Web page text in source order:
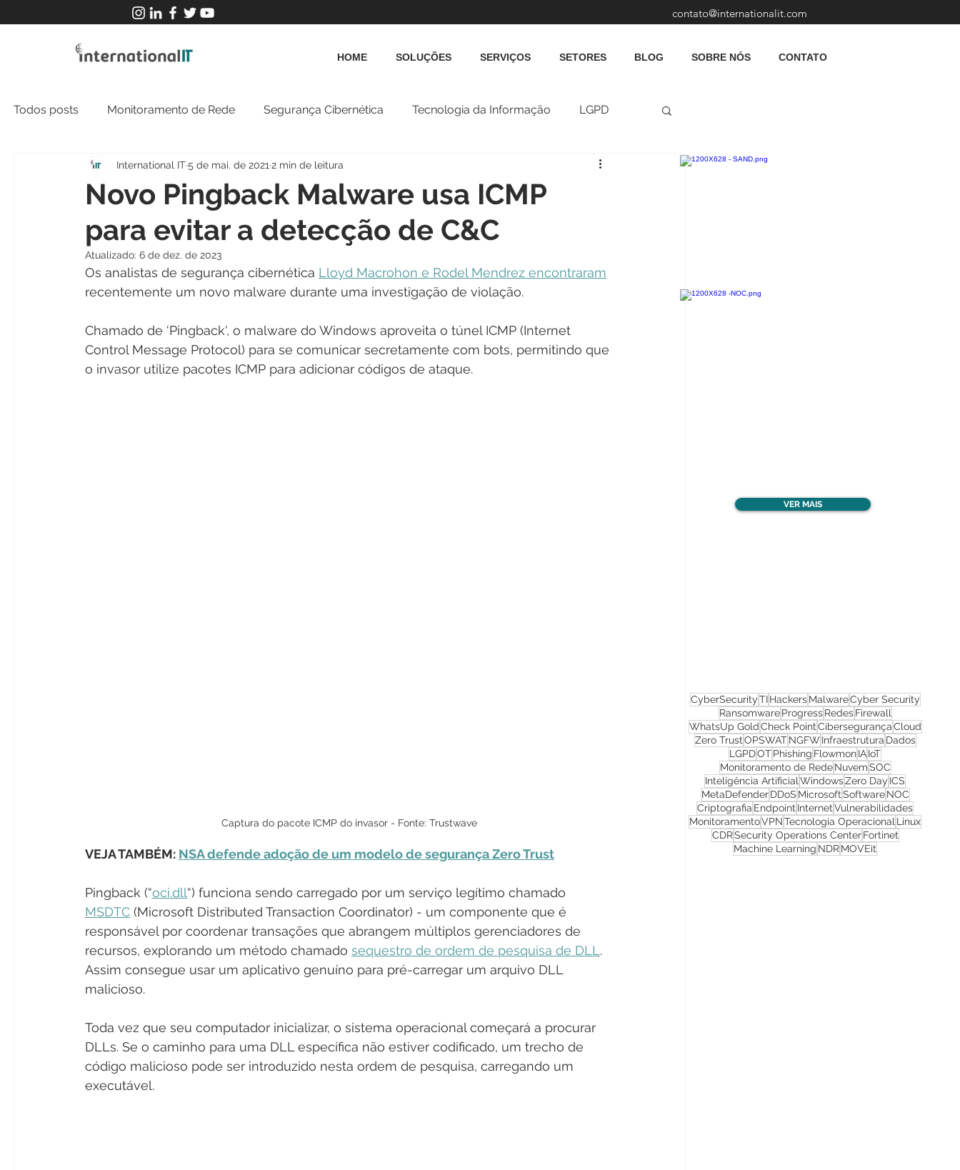
contato@internationalit.com
HOME SOLUÇÕES SERVIÇOS SETORES BLOG SOBRE NÓS CONTATO
Todos posts Monitoramento de Rede Segurança Cibernética Tecnologia da Informação LGPD
NOC Tecnologia Operacional
Novo Pingback Malware usa ICMP
para evitar a detecção de C&C
International IT5 de mai. de 2021 2 min de leitura
Atualizado: 6 de dez. de 2023
Os analistas de segurança cibernética Lloyd Macrohon e Rodel Mendrez encontraram
recentemente um novo malware durante uma investigação de violação.
Chamado de 'Pingback', o malware do Windows aproveita o túnel ICMP (Internet
Control Message Protocol) para se comunicar secretamente com bots, permitindo que
o invasor utilize pacotes ICMP para adicionar códigos de ataque.
Captura do pacote ICMP do invasor - Fonte: Trustwave
VEJA TAMBÉM: NSA defende adoção de um modelo de segurança Zero Trust
Pingback (“oci.dll“) funciona sendo carregado por um serviço legítimo chamado
MSDTC (Microsoft Distributed Transaction Coordinator) - um componente que é
responsável por coordenar transações que abrangem múltiplos gerenciadores de
recursos, explorando um método chamado sequestro de ordem de pesquisa de DLL .
Assim consegue usar um aplicativo genuíno para pré-carregar um arquivo DLL
malicioso.
Toda vez que seu computador inicializar, o sistema operacional começará a procurar
DLLs. Se o caminho para uma DLL específica não estiver codificado, um trecho de
código malicioso pode ser introduzido nesta ordem de pesquisa, carregando um
executável.
CyberSecurityTI Hackers MalwareCyber Security
Ransomware Progress Redes Firewall
WhatsUp GoldCheck PointCibersegurançaCloud
Zero TrustOPSWAT NGFW Infraestrutura Dados
LGPDOTPhishing FlowmonIAIoT
Monitoramento de Rede NuvemSOC
Inteligência Artificial WindowsZero Day ICS
MetaDefender DDoS MicrosoftSoftware NOC
Criptografia Endpoint InternetVulnerabilidades
MonitoramentoVPNTecnologia Operacional Linux
CDRSecurity Operations Center Fortinet
Machine Learning NDRMOVEit
VER MAIS